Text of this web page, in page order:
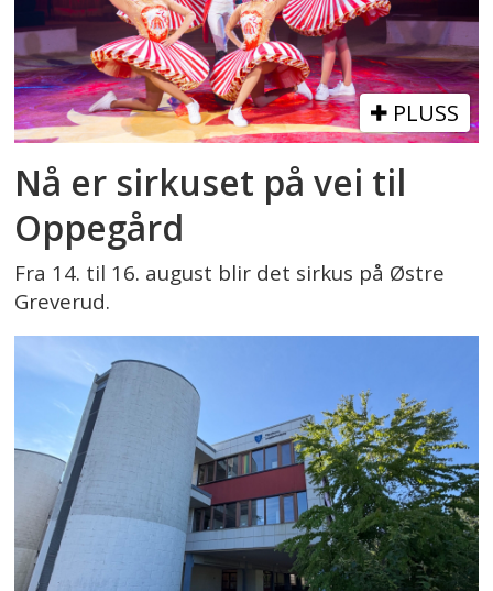
PLUSS
Nå er sirkuset på vei til
Oppegård
Fra 14. til 16. august blir det sirkus på Østre
Greverud.